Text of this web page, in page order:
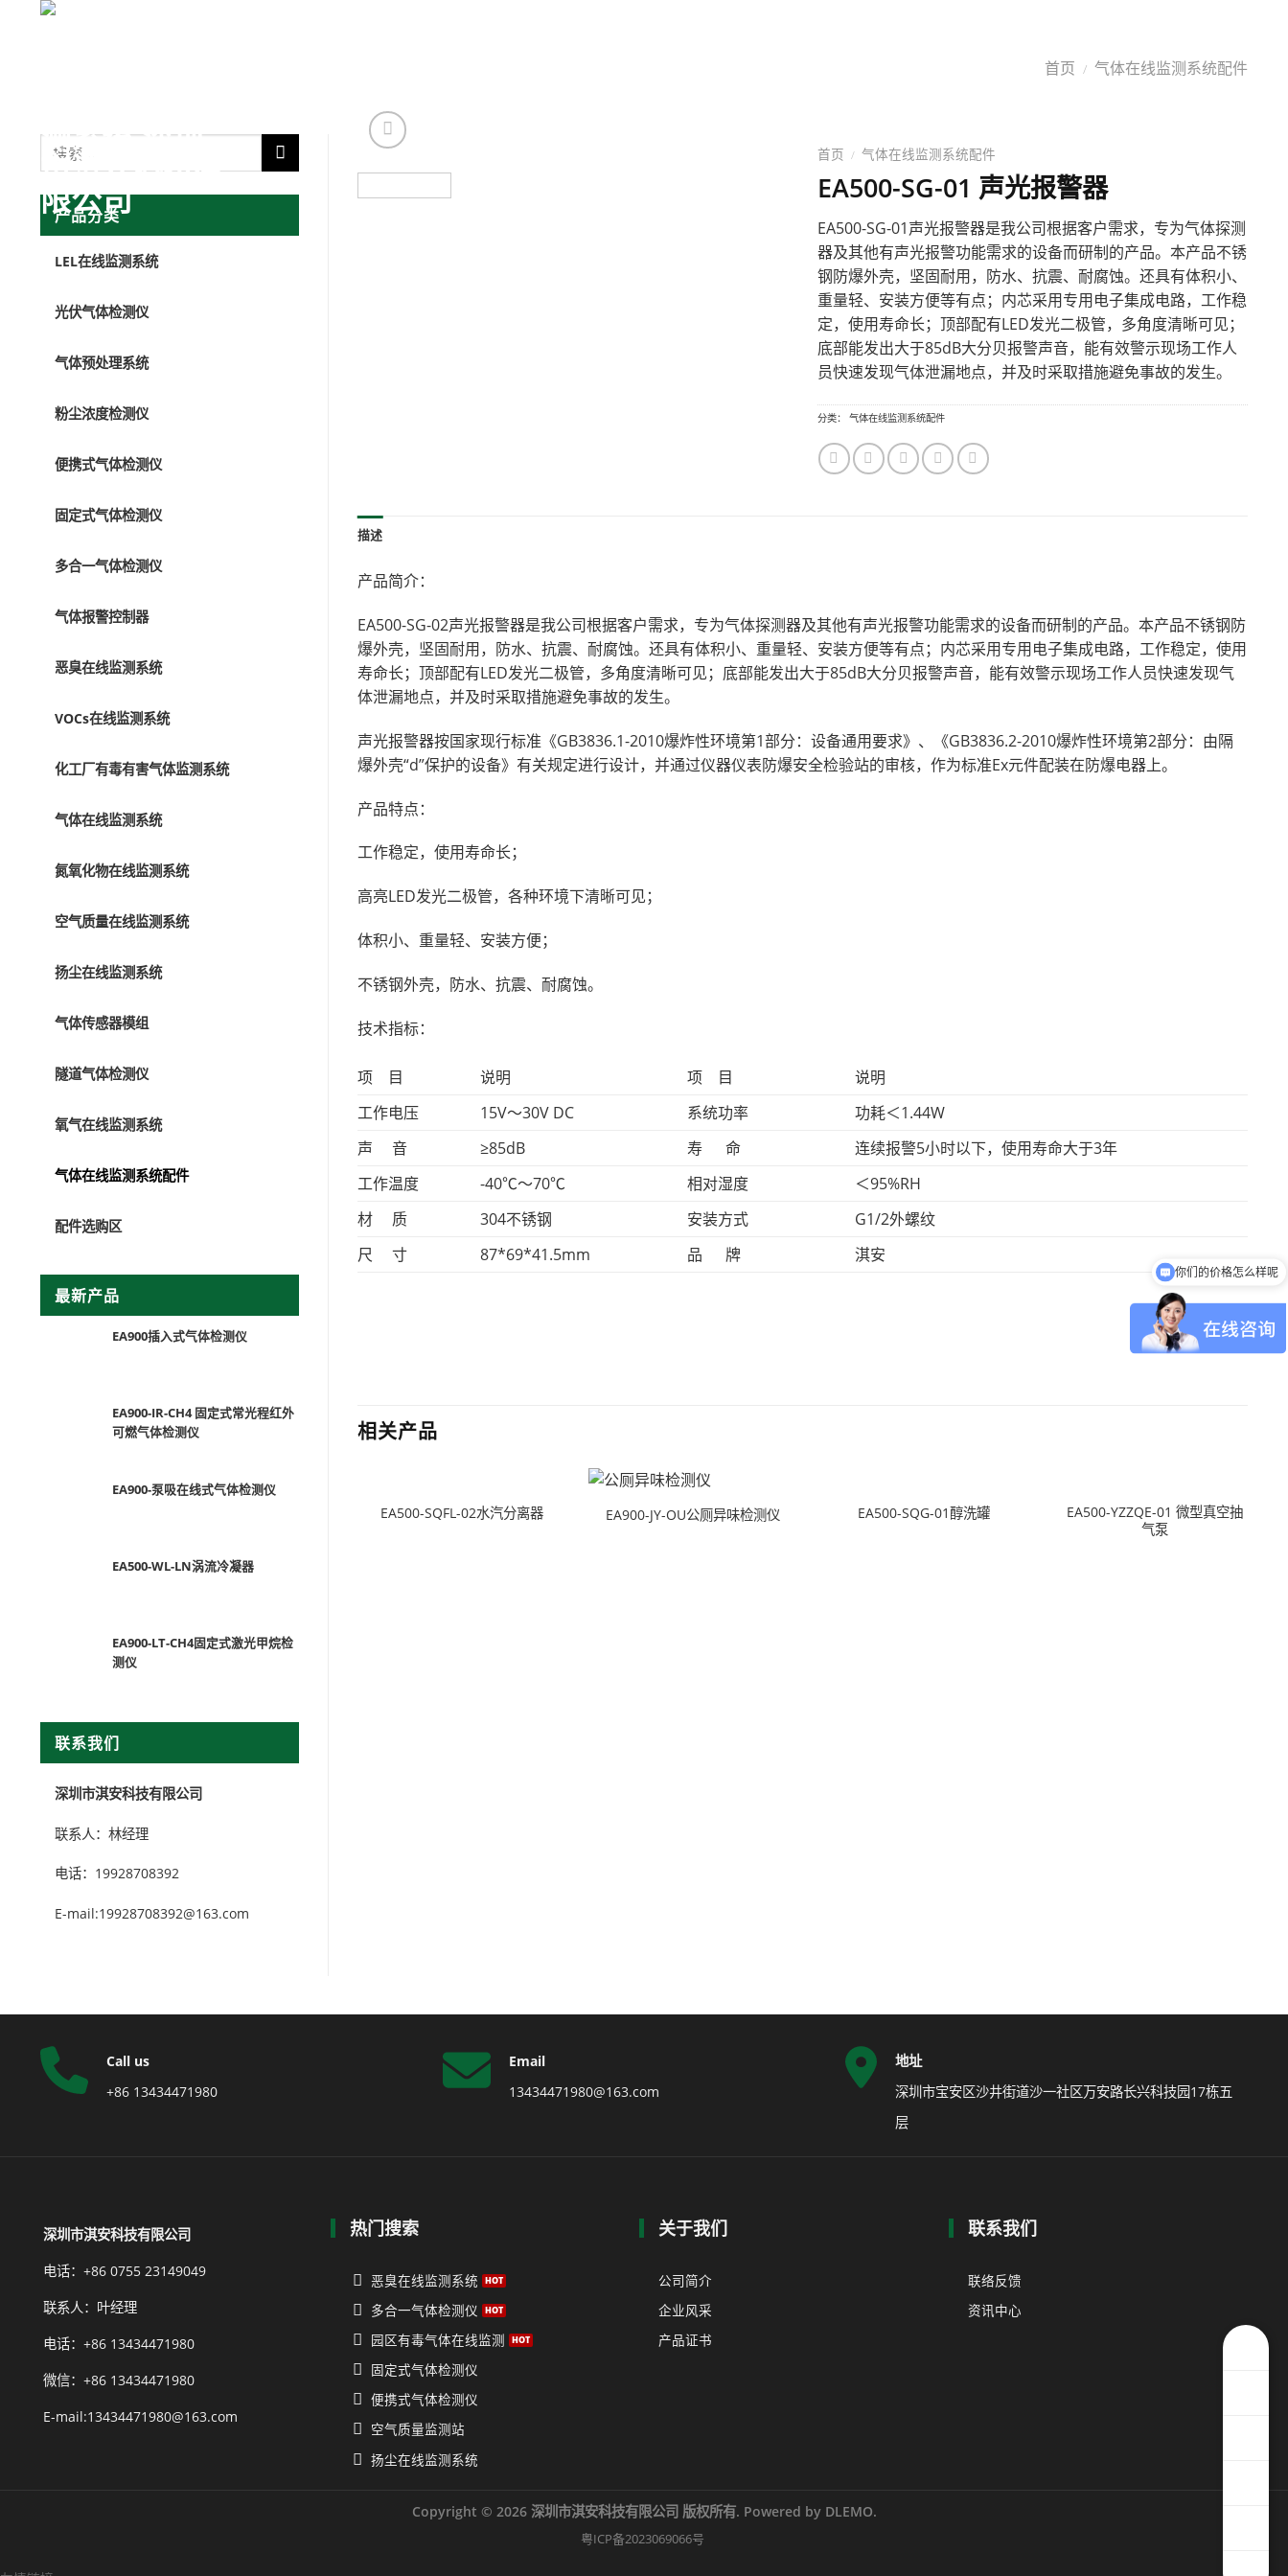
首页 / 气体在线监测系统配件
产品分类
LEL在线监测系统
光伏气体检测仪
气体预处理系统
粉尘浓度检测仪
便携式气体检测仪
固定式气体检测仪
多合一气体检测仪
气体报警控制器
恶臭在线监测系统
VOCs在线监测系统
化工厂有毒有害气体监测系统
气体在线监测系统
氮氧化物在线监测系统
空气质量在线监测系统
扬尘在线监测系统
气体传感器模组
隧道气体检测仪
氧气在线监测系统
气体在线监测系统配件
配件选购区
最新产品
EA900插入式气体检测仪
EA900-IR-CH4 固定式常光程红外
可燃气体检测仪
EA900-泵吸在线式气体检测仪
EA500-WL-LN涡流冷凝器
EA900-LT-CH4固定式激光甲烷检
测仪
联系我们
深圳市淇安科技有限公司
联系人：林经理
电话：19928708392
E-mail:19928708392@163.com
首页 / 气体在线监测系统配件
EA500-SG-01 声光报警器
EA500-SG-01声光报警器是我公司根据客户需求，专为气体探测
器及其他有声光报警功能需求的设备而研制的产品。本产品不锈
钢防爆外壳，坚固耐用，防水、抗震、耐腐蚀。还具有体积小、
重量轻、安装方便等有点；内芯采用专用电子集成电路，工作稳
定，使用寿命长；顶部配有LED发光二极管，多角度清晰可见；
底部能发出大于85dB大分贝报警声音，能有效警示现场工作人
员快速发现气体泄漏地点，并及时采取措施避免事故的发生。
分类： 气体在线监测系统配件
描述
产品简介：
EA500-SG-02声光报警器是我公司根据客户需求，专为气体探测器及其他有声光报警功能需求的设备而研制的产品。本产品不锈钢防
爆外壳，坚固耐用，防水、抗震、耐腐蚀。还具有体积小、重量轻、安装方便等有点；内芯采用专用电子集成电路，工作稳定，使用
寿命长；顶部配有LED发光二极管，多角度清晰可见；底部能发出大于85dB大分贝报警声音，能有效警示现场工作人员快速发现气
体泄漏地点，并及时采取措施避免事故的发生。
声光报警器按国家现行标准《GB3836.1-2010爆炸性环境第1部分：设备通用要求》、《GB3836.2-2010爆炸性环境第2部分：由隔
爆外壳“d”保护的设备》有关规定进行设计，并通过仪器仪表防爆安全检验站的审核，作为标准Ex元件配装在防爆电器上。
产品特点：
工作稳定，使用寿命长；
高亮LED发光二极管，各种环境下清晰可见；
体积小、重量轻、安装方便；
不锈钢外壳，防水、抗震、耐腐蚀。
技术指标：
项 目 说明 项 目
说明
工作电压
15V～30V DC 系统功率
功耗＜1.44W
声 音
≥85dB 寿 命
连续报警5小时以下，使用寿命大于3年
工作温度
-40℃～70℃ 相对湿度
＜95%RH
材 质
304不锈钢 安装方式
G1/2外螺纹
尺 寸
87*69*41.5mm 品 牌 淇安
相关产品
EA500-SQFL-02水汽分离器 EA900-JY-OU公厕异味检测仪 EA500-SQG-01醇洗罐
EA500-YZZQE-01 微型真空抽
气泵
Call us
+86 13434471980
Email
13434471980@163.com
地址
深圳市宝安区沙井街道沙一社区万安路长兴科技园17栋五
层
深圳市淇安科技有限公司
电话：+86 0755 23149049
联系人：叶经理
电话：+86 13434471980
微信：+86 13434471980
E-mail:13434471980@163.com
热门搜索
恶臭在线监测系统
多合一气体检测仪
园区有毒气体在线监测
固定式气体检测仪
便携式气体检测仪
空气质量监测站
扬尘在线监测系统
关于我们
公司简介
企业风采
产品证书
联系我们
联络反馈
资讯中心
Copyright © 2026 深圳市淇安科技有限公司 版权所有. Powered by DLEMO.
粤ICP备2023069066号
你们的价格怎么样呢